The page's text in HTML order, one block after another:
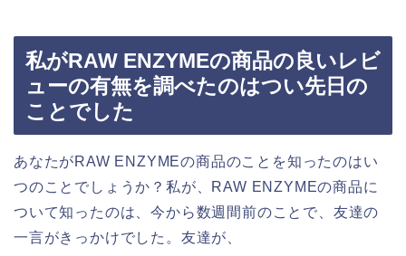
私がRAW ENZYMEの商品の良いレビ
ューの有無を調べたのはつい先日の
ことでした
あなたがRAW ENZYMEの商品のことを知ったのはい
つのことでしょうか？私が、RAW ENZYMEの商品に
ついて知ったのは、今から数週間前のことで、友達の
一言がきっかけでした。友達が、